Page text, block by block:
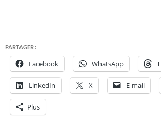
PARTAGER :
Facebook WhatsApp
LinkedIn X E-mail
Plus